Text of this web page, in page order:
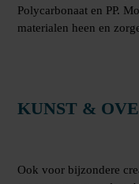
Polycarbonaat en PP.
materialen heen en
KUNST &
Ook voor bijzondere